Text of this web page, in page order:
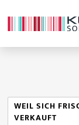
WEIL SICH
VERKAUFT